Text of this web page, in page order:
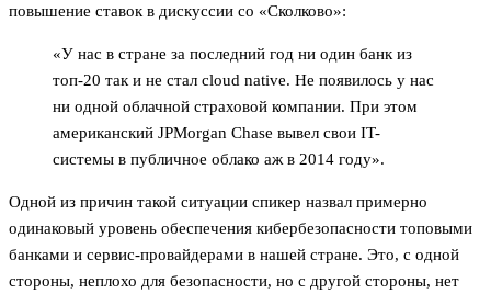
повышение ставок в дискуссии со «Сколково»:
«У нас в стране за последний год ни один банк из
топ-20 так и не стал cloud native. Не появилось у нас
ни одной облачной страховой компании. При этом
американский JPMorgan Chase вывел свои IT-
системы в публичное облако аж в 2014 году».
Одной из причин такой ситуации спикер назвал примерно
одинаковый уровень обеспечения кибербезопасности топовыми
банками и сервис-провайдерами в нашей стране. Это, с одной
стороны, неплохо для безопасности, но с другой стороны, нет